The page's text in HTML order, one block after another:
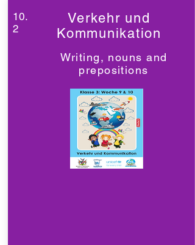
10.
2
Verkehr und
Kommunikation
Writing, nouns and
prepositions